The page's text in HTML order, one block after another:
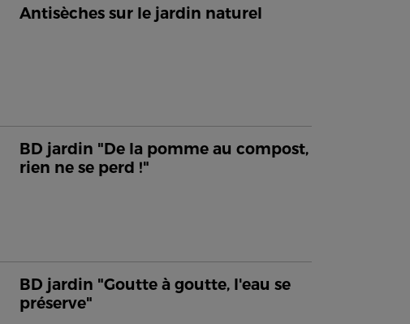
Antisèches sur le jardin naturel
BD jardin "De la pomme au compost,
rien ne se perd !"
BD jardin "Goutte à goutte, l'eau se
préserve"